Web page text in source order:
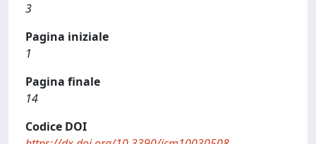
3
Pagina iniziale
1
Pagina finale
14
Codice DOI